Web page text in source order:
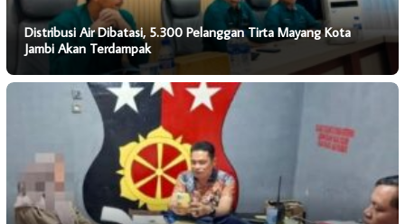
Distribusi Air Dibatasi, 5.300 Pelanggan Tirta Mayang Kota
Jambi Akan Terdampak